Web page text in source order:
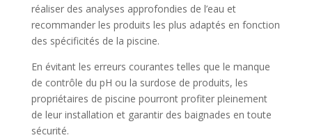
réaliser des analyses approfondies de l’eau et
recommander les produits les plus adaptés en fonction
des spécificités de la piscine.
En évitant les erreurs courantes telles que le manque
de contrôle du pH ou la surdose de produits, les
propriétaires de piscine pourront profiter pleinement
de leur installation et garantir des baignades en toute
sécurité.